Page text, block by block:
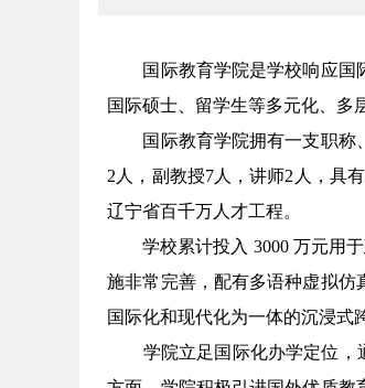
国际教育学院是学校响应国
国际硕士、留学生等多元化、多
国际教育学院拥有一支职
2 人，副教授7人，讲师2 人，具
辽宁省百千万人才工程。
学校累计投入 3000 万元用
施非常完善，配有多语种虚拟仿
国际化和现代化为一体的沉浸式
学院立足国际化办学定位，